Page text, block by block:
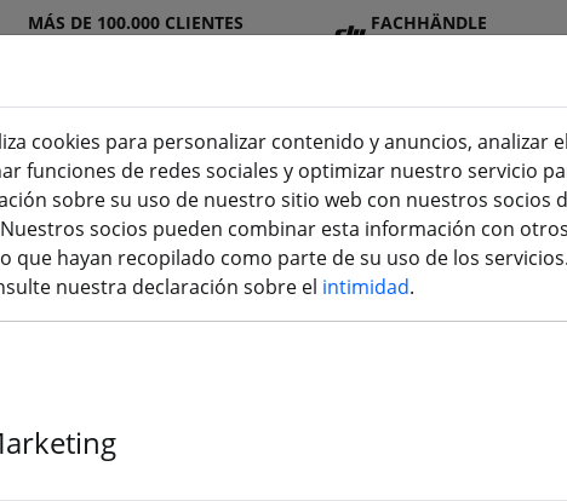
MÁS DE 100.000 CLIENTES
FACHHÄNDLE
DJ
I
Baterí
as
Hélic
e
Accesori
os
impresión
3D
cookies para personalizar contenido y anuncios, analizar
funciones de redes sociales y optimizar nuestro servicio
sobre su uso de nuestro sitio web con nuestros socios
socios pueden combinar esta información con
que hayan recopilado como parte de su uso de los
nuestra declaración sobre el intimidad.